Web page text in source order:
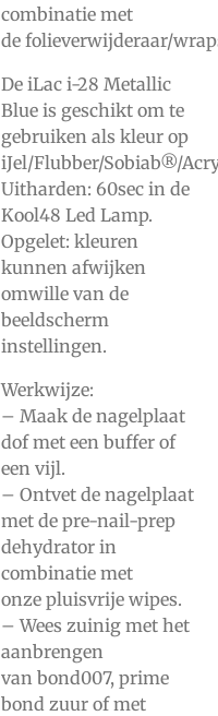
combinatie met
de folieverwijderaar/
De iLac i-28 Metallic
Blue is geschikt om te
gebruiken als kleur op
iJel/Flubber/Sobiab®/
Uitharden: 60sec in de
Kool48 Led Lamp.
Opgelet: kleuren
kunnen afwijken
omwille van de
beeldscherm
instellingen.
Werkwijze:
– Maak de nagelplaat
dof met een buffer of
een vijl.
– Ontvet de nagelplaat
met de pre-nail-prep
dehydrator in
combinatie met
onze pluisvrije wipes.
– Wees zuinig met het
aanbrengen
van bond007, prime
bond zuur of met